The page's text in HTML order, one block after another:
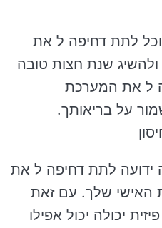
לתת דחיפה ל את
שנת חצות טובה
ל את המערכת
על בריאותך.
ידועה לתת דחיפה ל את
האישי שלך. עם זאת
יכולה יכול אפילו